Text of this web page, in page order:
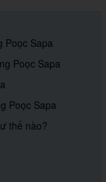
Poọc Sapa
Poọc Sapa
Poọc Sapa
thế nào?